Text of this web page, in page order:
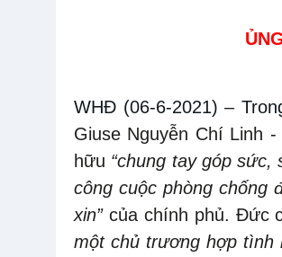
WHĐ (06-6-2021) –
Giuse Nguyễn Chí Linh
hữu “chung tay góp sức,
công cuộc phòng chống
xin”của chính phủ. Đức
một chủ trương hợp tình